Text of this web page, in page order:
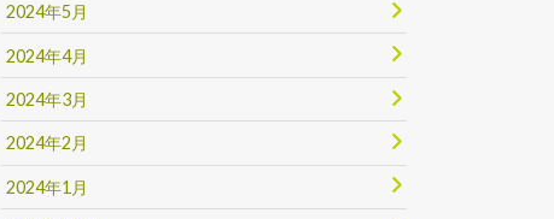
2024年5月
2024年4月
2024年3月
2024年2月
2024年1月